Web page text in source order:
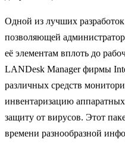
Одной из лучших
позволяющей
её элементам вплоть до
LANDesk Manager фирмы
различных средств
инвентаризацию
защиту от вирусов. Этот
времени разнообразной